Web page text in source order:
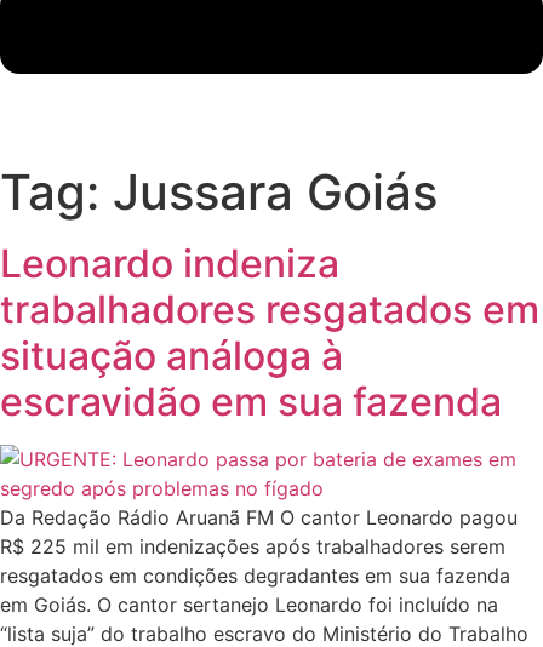
Tag: Jussara Goiás
Leonardo indeniza
trabalhadores resgatados em
situação análoga à
escravidão em sua fazenda
Da Redação Rádio Aruanã FM O cantor Leonardo pagou
R$ 225 mil em indenizações após trabalhadores serem
resgatados em condições degradantes em sua fazenda
em Goiás. O cantor sertanejo Leonardo foi incluído na
“lista suja” do trabalho escravo do Ministério do Trabalho